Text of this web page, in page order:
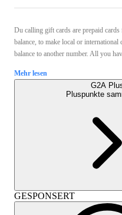
Du calling gift cards are prepaid
balance, to make local or international
balance to another number. All you
Mehr lesen
G2A
Pluspunkte
GESPONSERT